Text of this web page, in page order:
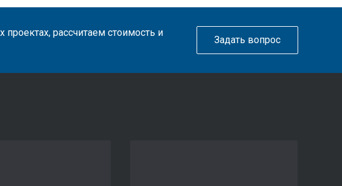
рассчитаем стоимость и
Задать вопрос